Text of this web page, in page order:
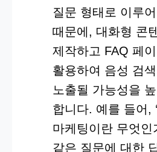
질문 형태로 이루어
때문에, 대화형 콘
제작하고 FAQ 페
활용하여 음성 검
노출될 가능성을
합니다. 예를 들어,
마케팅이란 무엇인
같은 질문에 대한